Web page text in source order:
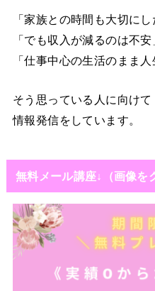
「家族との時間も大切にし
「でも収入が減るのは不安
「仕事中心の生活のまま
そう思っている人に向けて
情報発信をしています。
無料メール講座↓（画像を